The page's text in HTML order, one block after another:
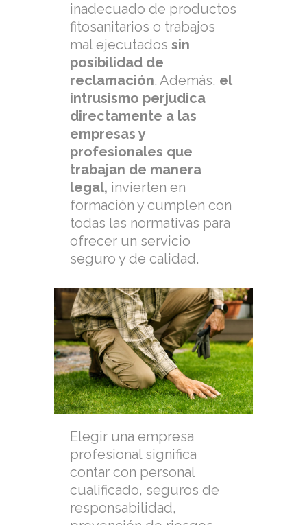
inadecuado de productos
fitosanitarios o trabajos
mal ejecutadossin
posibilidad de
reclamación. Además, el
intrusismo perjudica
directamente a las
empresas y
profesionales que
trabajan de manera
legal, invierten en
formación y cumplen con
todas las normativas para
ofrecer un servicio
seguro y de calidad.
Elegir una empresa
profesional significa
contar con personal
cualificado, seguros de
responsabilidad,